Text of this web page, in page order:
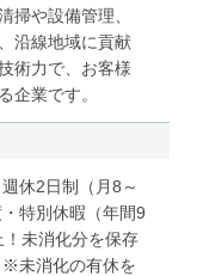
掃や設備管理、
沿線地域に貢献
術力で、お客様
企業です。
休2日制（月8～
特別休暇（年間9
未消化分を保存
※未消化の有休を